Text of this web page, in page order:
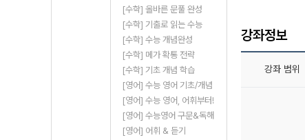
[수학] 올바른 문풀 완성
[수학] 기출로 읽는 수능
[수학] 수능 개념완성
[수학] 메가 확통 전략
[수학] 기초 개념 학습
[영어] 수능 영어 기초/개념
[영어] 수능 영어, 어휘부터!
[영어] 수능영어 구문&독해
[영어] 어휘 & 듣기
강좌정보
강좌 범위